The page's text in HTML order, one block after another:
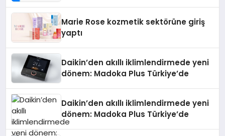
Marie Rose kozmetik sektörüne giriş
yaptı
Daikin’den akıllı iklimlendirmede yeni
dönem: Madoka Plus Türkiye’de
Daikin’den akıllı iklimlendirmede yeni
dönem: Madoka Plus Türkiye’de